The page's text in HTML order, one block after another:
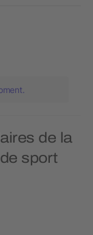
de la
sport